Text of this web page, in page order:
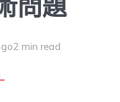
問題
2 min read